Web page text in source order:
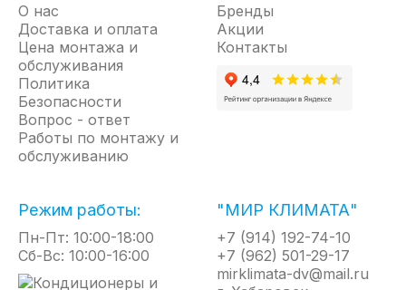
ВОЗДУШНЫЙ ПОТОК 12М
ФУНКЦИЯ КОМФОРТНОГО СНА
FLOW
Объемный воздушный поток
О нас
Доставка и оплата
Цена монтажа и
обслуживания
Политика
Безопасности
Вопрос - ответ
Работы по монтажу и
обслуживанию
Бренды
Акции
Контакты
Режим работы:
Пн-Пт: 10:00-18:00
Сб-Вс: 10:00-16:00
"МИР КЛИМАТА"
+7 (914) 192-74-10
+7 (962) 501-29-17
mirklimata-dv@mail.ru